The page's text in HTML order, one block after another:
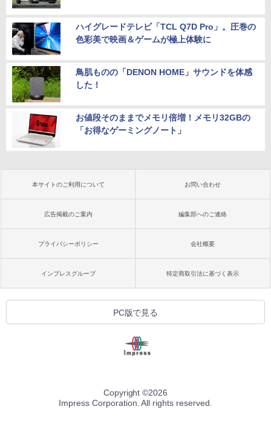
ハイグレードテレビ「TCL Q7D Pro」。圧巻の
色彩美で映画＆ゲームが極上体験に
鳥肌ものの「DENON HOME」サウンドを体感
した！
お値段そのままでメモリ倍増！メモリ32GBの
「お得なゲーミングノート」
本サイトのご利用について お問い合わせ
広告掲載のご案内 編集部へのご連絡
プライバシーポリシー 会社概要
インプレスグループ 特定商取引法に基づく表示
PC版で見る
Copyright ©2026
Impress Corporation. All rights reserved.